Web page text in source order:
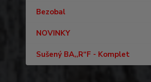
Bezobal
NOVINKY
Sušený BA,,R“F - Komplet